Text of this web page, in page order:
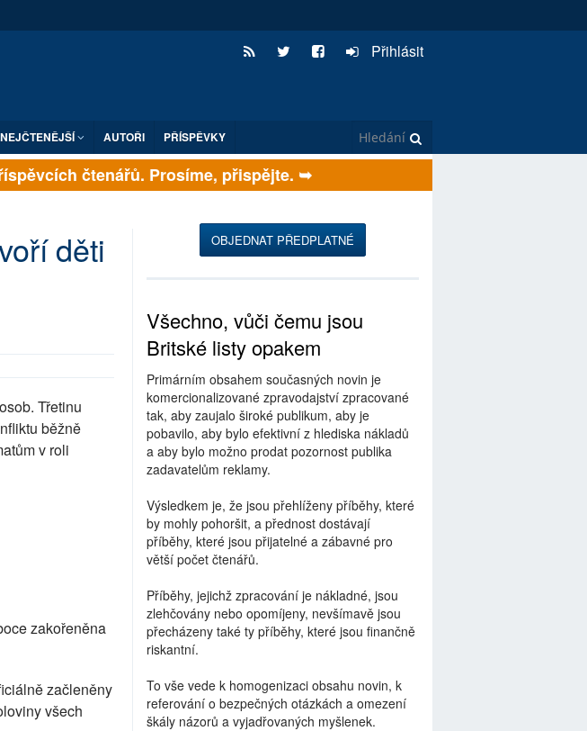
Přihlásit
NEJČTENĚJŠÍ AUTOŘI PŘÍSPĚVKY
čtenářů. Prosíme, přispějte. ➥
děti
Třetinu
běžně
v roli
zakořeněna
začleněny
všech
OBJEDNAT PŘEDPLATNÉ
Všechno, vůči čemu jsou
Britské listy opakem
Primárním obsahem současných novin je
komercionalizované zpravodajství zpracované
tak, aby zaujalo široké publikum, aby je
pobavilo, aby bylo efektivní z hlediska nákladů
a aby bylo možno prodat pozornost publika
zadavatelům reklamy.
Výsledkem je, že jsou přehlíženy příběhy, které
by mohly pohoršit, a přednost dostávají
příběhy, které jsou přijatelné a zábavné pro
větší počet čtenářů.
Příběhy, jejichž zpracování je nákladné, jsou
zlehčovány nebo opomíjeny, nevšímavě jsou
přecházeny také ty příběhy, které jsou finančně
riskantní.
To vše vede k homogenizaci obsahu novin, k
referování o bezpečných otázkách a omezení
škály názorů a vyjadřovaných myšlenek.